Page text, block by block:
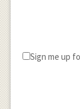
Sign me up